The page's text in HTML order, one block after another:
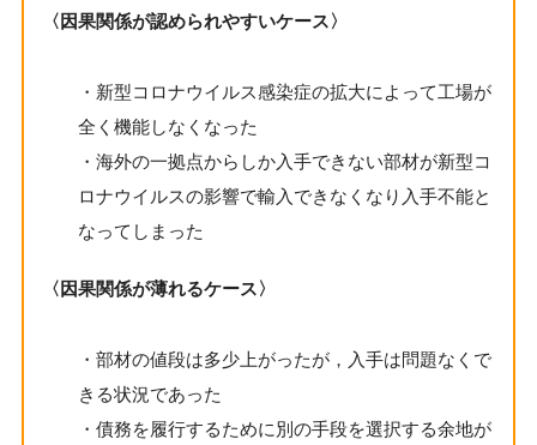
〈因果関係が認められやすいケース〉
・新型コロナウイルス感染症の拡大によって工場が
全く機能しなくなった
・海外の一拠点からしか入手できない部材が新型コ
ロナウイルスの影響で輸入できなくなり入手不能と
なってしまった
〈因果関係が薄れるケース〉
・部材の値段は多少上がったが，入手は問題なくで
きる状況であった
・債務を履行するために別の手段を選択する余地が